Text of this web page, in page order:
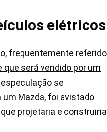
elétricos
frequentemente referido
que será vendido por um
especulação se
Mazda, foi avistado
projetaria e construiria